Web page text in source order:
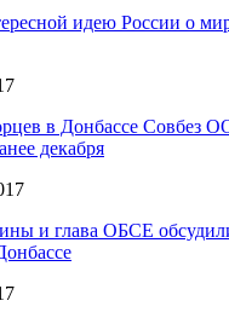
идею России о
в Донбассе Совбез
декабря
и глава ОБСЕ